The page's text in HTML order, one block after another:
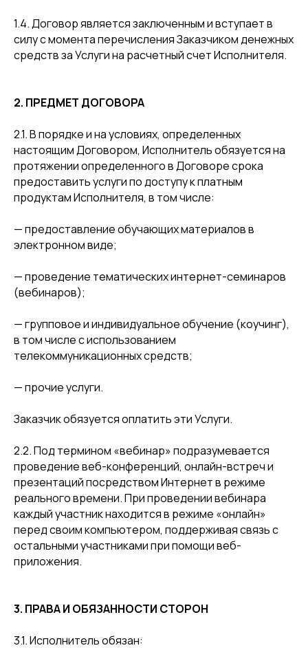
1.4. Договор является заключенным и вступает в
силу с момента перечисления Заказчиком денежных
средств за Услуги на расчетный счет Исполнителя.
2. ПРЕДМЕТ ДОГОВОРА
2.1. В порядке и на условиях, определенных
настоящим Договором, Исполнитель обязуется на
протяжении определенного в Договоре срока
предоставить услуги по доступу к платным
продуктам Исполнителя, в том числе:
— предоставление обучающих материалов в
электронном виде;
— проведение тематических интернет-семинаров
(вебинаров);
— групповое и индивидуальное обучение (коучинг),
в том числе с использованием
телекоммуникационных средств;
— прочие услуги.
Заказчик обязуется оплатить эти Услуги.
2.2. Под термином «вебинар» подразумевается
проведение веб-конференций, онлайн-встреч и
презентаций посредством Интернет в режиме
реального времени. При проведении вебинара
каждый участник находится в режиме «онлайн»
перед своим компьютером, поддерживая связь с
остальными участниками при помощи веб-
приложения.
3. ПРАВА И ОБЯЗАННОСТИ СТОРОН
3.1. Исполнитель обязан: